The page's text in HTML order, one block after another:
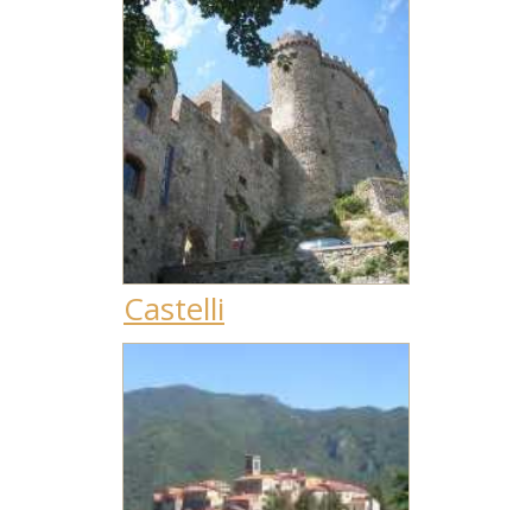
Castelli